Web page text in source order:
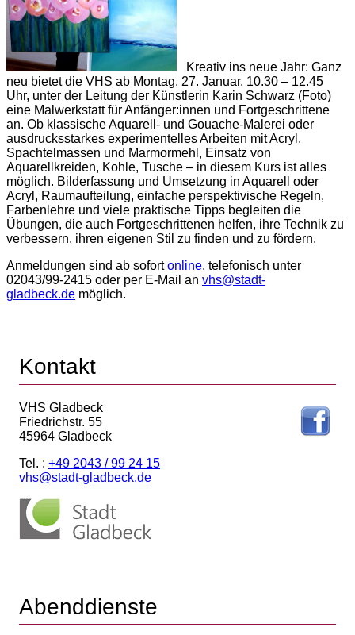
Kreativ ins neue Jahr: Ganz
neu bietet die VHS ab Montag, 27. Januar, 10.30 – 12.45
Uhr, unter der Leitung der Künstlerin Karin Schwarz (Foto)
eine Malwerkstatt für Anfänger:innen und Fortgeschrittene
an. Ob klassische Aquarell- und Gouache-Malerei oder
ausdrucksstarkes experimentelles Arbeiten mit Acryl,
Spachtelmassen und Marmormehl, Einsatz von
Aquarellkreiden, Kohle, Tusche – in diesem Kurs ist alles
möglich. Bilderfassung und Umsetzung in Aquarell oder
Acryl, Raumaufteilung, einfache perspektivische Regeln,
Farbenlehre und viele praktische Tipps begleiten die
Übungen, die auch Fortgeschrittenen helfen, ihre Technik zu
verbessern, ihren eigenen Stil zu finden und zu fördern.
Anmeldungen sind ab sofortonline, telefonisch unter
02043/99-2415 oder per E-Mail an vhs@stadt-
gladbeck.de möglich.
Kontakt
VHS Gladbeck
Friedrichstr. 55
45964 Gladbeck
Tel. : +49 2043 / 99 24 15
vhs@stadt-gladbeck.de
Abenddienste